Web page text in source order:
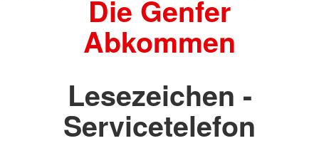
Die Genfer
Abkommen
Lesezeichen -
Servicetelefon